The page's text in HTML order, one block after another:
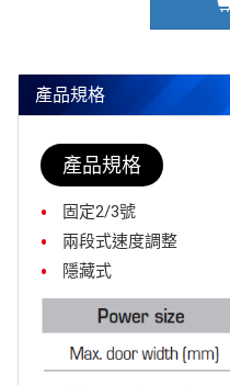
產品規格
產品規格
固定2/3號
兩段式速度調整
隱藏式